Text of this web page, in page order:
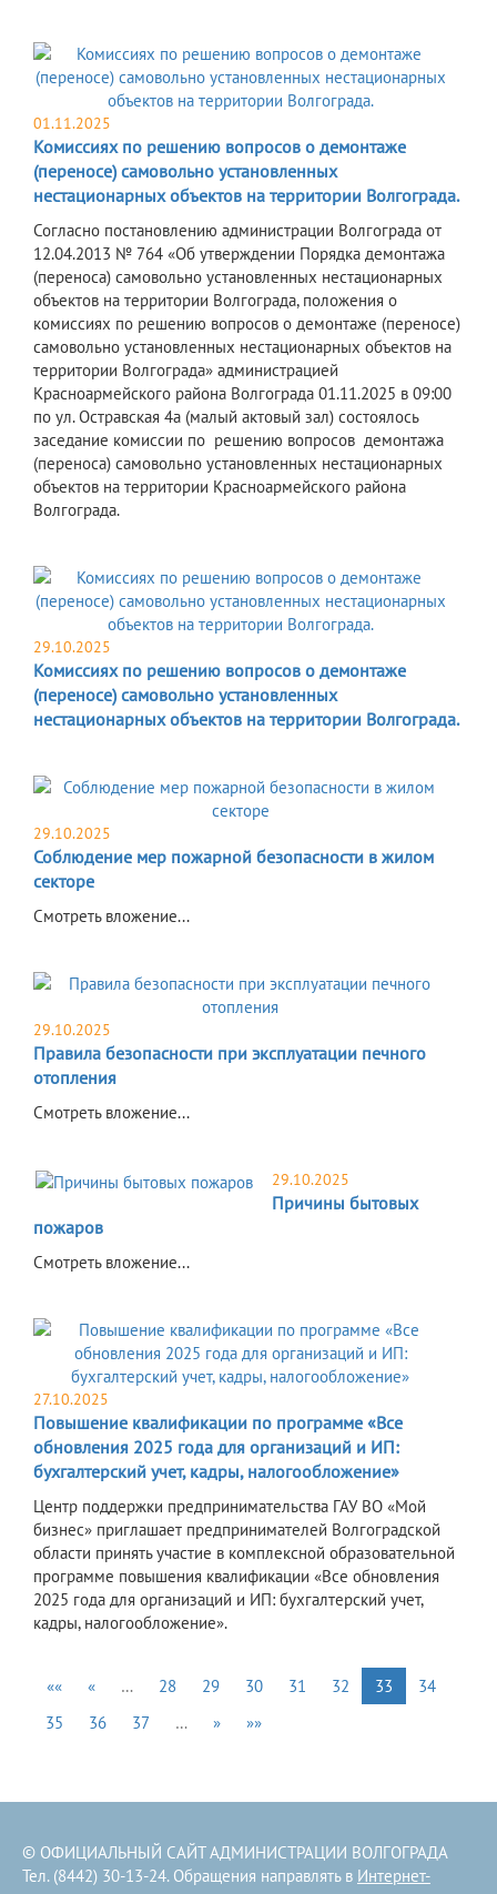
01.11.2025
Комиссиях по решению вопросов о демонтаже
(переносе) самовольно установленных
нестационарных объектов на территории Волгограда.
Согласно постановлению администрации Волгограда от
12.04.2013 № 764 «Об утверждении Порядка демонтажа
(переноса) самовольно установленных нестационарных
объектов на территории Волгограда, положения о
комиссиях по решению вопросов о демонтаже (переносе)
самовольно установленных нестационарных объектов на
территории Волгограда» администрацией
Красноармейского района Волгограда 01.11.2025 в 09:00
по ул. Остравская 4а (малый актовый зал) состоялось
заседание комиссии по решению вопросов демонтажа
(переноса) самовольно установленных нестационарных
объектов на территории Красноармейского района
Волгограда.
29.10.2025
Комиссиях по решению вопросов о демонтаже
(переносе) самовольно установленных
нестационарных объектов на территории Волгограда.
29.10.2025
Соблюдение мер пожарной безопасности в жилом
секторе
Смотреть вложение...
29.10.2025
Правила безопасности при эксплуатации печного
отопления
Смотреть вложение...
29.10.2025
Причины бытовых
пожаров
Смотреть вложение...
27.10.2025
Повышение квалификации по программе «Все
обновления 2025 года для организаций и ИП:
бухгалтерский учет, кадры, налогообложение»
Центр поддержки предпринимательства ГАУ ВО «Мой
бизнес» приглашает предпринимателей Волгоградской
области принять участие в комплексной образовательной
программе повышения квалификации «Все обновления
2025 года для организаций и ИП: бухгалтерский учет,
кадры, налогообложение».
«« « … 28 29 30 31 32 33
34
35
36 37 … » »»
© ОФИЦИАЛЬНЫЙ САЙТ АДМИНИСТРАЦИИ ВОЛГОГРАДА
Тел. (8442) 30-13-24. Обращения направлять в Интернет-